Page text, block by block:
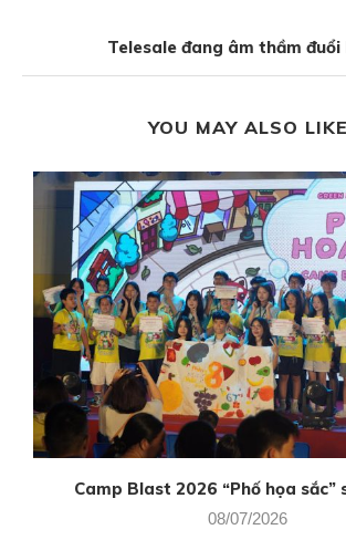
Telesale đang âm thầm đuổi
YOU MAY ALSO LIKE
Camp Blast 2026 “Phố họa sắc”
08/07/2026